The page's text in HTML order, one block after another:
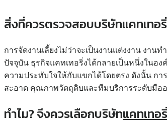
สิ่งที่ควรตรวจสอบบริษัทแคทเทอ
การจัดงานเลี้ยงไม่ว่าจะเป็นงานแต่งงาน งา
ปัจจุบัน ธุรกิจแคทเทอริ่งได้กลายเป็นหนึ่งในอ
ความประทับใจให้กับแขกได้โดยตรง ดังนั้น ก
สะอาด คุณภาพวัตถุดิบและทีมบริการระดับมือ
ทำไม? จึงควรเลือกบริษัทแคทเทอ